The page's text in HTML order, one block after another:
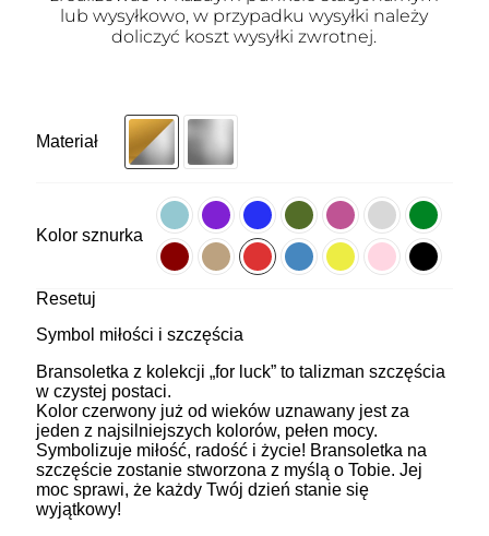
lub wysyłkowo, w przypadku wysyłki należy
doliczyć koszt wysyłki zwrotnej.
Materiał
Kolor sznurka
Resetuj
Symbol miłości i szczęścia
Bransoletka z kolekcji „for luck” to talizman szczęścia
w czystej postaci.
Kolor czerwony już od wieków uznawany jest za
jeden z najsilniejszych kolorów, pełen mocy.
Symbolizuje miłość, radość i życie! Bransoletka na
szczęście zostanie stworzona z myślą o Tobie. Jej
moc sprawi, że każdy Twój dzień stanie się
wyjątkowy!